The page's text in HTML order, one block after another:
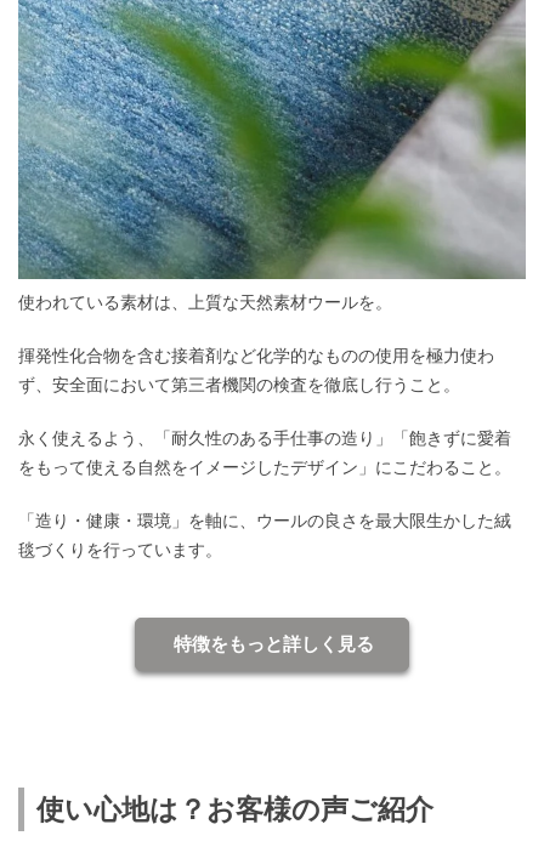
使われている素材は、上質な天然素材ウールを。
揮発性化合物を含む接着剤など化学的なものの使用を極力使わ
ず、安全面において第三者機関の検査を徹底し行うこと。
永く使えるよう、「耐久性のある手仕事の造り」「飽きずに愛着
をもって使える自然をイメージしたデザイン」にこだわること。
「造り・健康・環境」を軸に、ウールの良さを最大限生かした絨
毯づくりを行っています。
特徴をもっと詳しく見る
使い心地は？お客様の声ご紹介